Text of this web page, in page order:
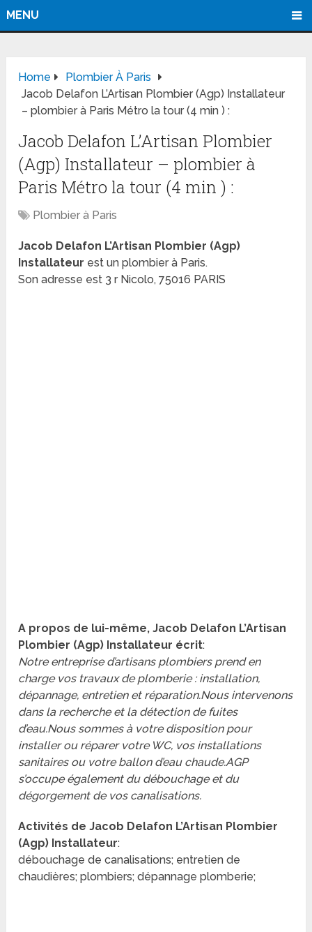
MENU
Home
Plombier À Paris
Jacob Delafon L’Artisan Plombier (Agp) Installateur
– plombier à Paris Métro la tour (4 min ) :
Jacob Delafon L’Artisan Plombier
(Agp) Installateur – plombier à
Paris Métro la tour (4 min ) :
Plombier à Paris
Jacob Delafon L’Artisan Plombier (Agp)
Installateur est un plombier à Paris.
Son adresse est 3 r Nicolo, 75016 PARIS
A propos de lui-même, Jacob Delafon L’Artisan
Plombier (Agp) Installateur écrit:
Notre entreprise d’artisans plombiers prend en
charge vos travaux de plomberie : installation,
dépannage, entretien et réparation.Nous intervenons
dans la recherche et la détection de fuites
d’eau.Nous sommes à votre disposition pour
installer ou réparer votre WC, vos installations
sanitaires ou votre ballon d’eau chaude.AGP
s’occupe également du débouchage et du
dégorgement de vos canalisations.
Activités de Jacob Delafon L’Artisan Plombier
(Agp) Installateur:
débouchage de canalisations; entretien de
chaudières; plombiers; dépannage plomberie;